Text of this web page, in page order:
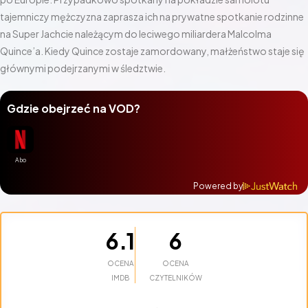
tajemniczy mężczyzna zaprasza ich na prywatne spotkanie rodzinne
na Super Jachcie należącym do leciwego miliardera Malcolma
Quince’a. Kiedy Quince zostaje zamordowany, małżeństwo staje się
głównymi podejrzanymi w śledztwie.
Gdzie obejrzeć na VOD?
Powered by
6.1
OCENA
IMDB
6
OCENA
CZYTELNIKÓW